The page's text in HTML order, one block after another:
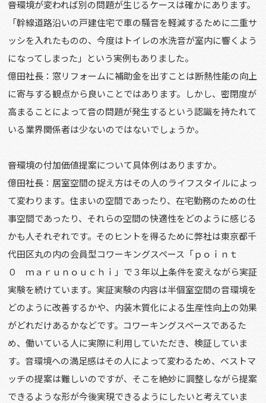
――音環境が変われば別の問題が生じるケースは確かにあります。
「幹線道路沿いの戸建住宅で車の騒音を軽減するために二重サ
ッシを入れたものの、今度はトイレの水洗音が室内に響くよう
になってしまった」という実例もありました。
億田社長：窓リフォームに補助金を出すことは断熱性能の向上
に寄与する観点から良いことではあります。しかし、密閉度が
高まることによって音の問題が発生するという認識を持たれて
いる業界関係者は少ないのではないでしょうか。
――音環境の付加価値提案について具体例はありますか。
億田社長：居室空間の捉え方はその人のライフスタイルによっ
て変わります。住まいの空間であったり、在宅勤務のための仕
事空間であったり、それらの空間の快適性をどのように感じる
かも人それぞれです。そのヒントを得るために弊社は東京都千
代田区丸の内の会員型コワーキングスペース「ｐｏｉｎｔ
０ ｍａｒｕｎｏｕｃｈｉ」で３年以上条件を変えながら実証
実験を続けています。実証実験の内容は半個室空間の音環境を
どのように改善するかや、内装木質化による生産性向上の効果
がどれだけあるかなどです。コワーキングスペースであるた
め、働いている人に実際に利用していただき、検証していま
す。音環境への満足感はその人によって変わるため、ベストマ
ッチの提案は難しいのですが、そこを絶妙に調整しながら提案
できるような形が今後実現できるようにしたいと考えていま